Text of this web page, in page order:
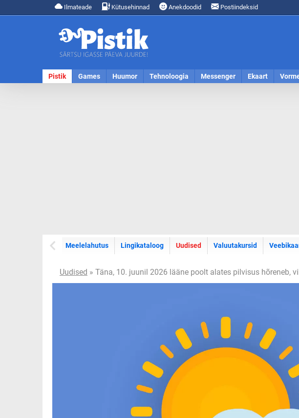
Ilmateade Kütusehinnad Anekdoodid Postiindeksid
Pistik Games Huumor Tehnoloogia Messenger Ekaart
Meelelahutus Lingikataloog Uudised Valuutakursid
Uudised » Täna, 10. juunil 2026 lääne poolt alates pilvisus hõreneb,